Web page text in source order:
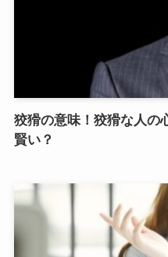
狡猾の意味！狡猾な人の
賢い？